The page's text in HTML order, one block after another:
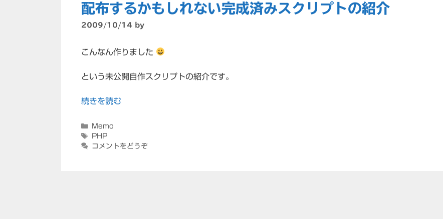
配布するかもしれない完成済みスクリプトの紹介
2009/10/14 by
こんなん作りました
という未公開自作スクリプトの紹介です。
続きを読む
カ
テ
ゴ
Memo
タ
グ
PHP
コメントをどうぞ